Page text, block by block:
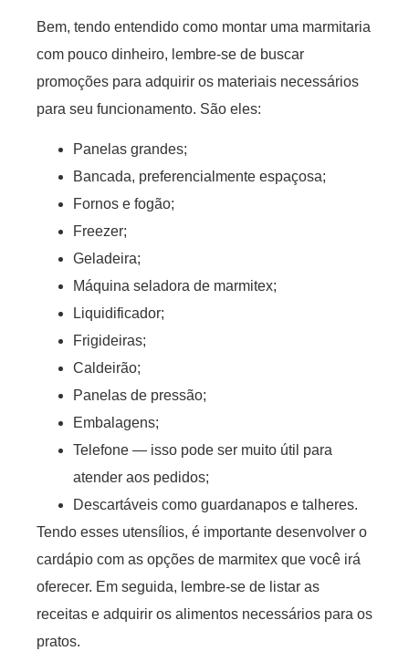
Bem, tendo entendido como montar uma marmitaria
com pouco dinheiro, lembre-se de buscar
promoções para adquirir os materiais necessários
para seu funcionamento. São eles:
Panelas grandes;
Bancada, preferencialmente espaçosa;
Fornos e fogão;
Freezer;
Geladeira;
Máquina seladora de marmitex;
Liquidificador;
Frigideiras;
Caldeirão;
Panelas de pressão;
Embalagens;
Telefone — isso pode ser muito útil para
atender aos pedidos;
Descartáveis como guardanapos e talheres.
Tendo esses utensílios, é importante desenvolver o
cardápio com as opções de marmitex que você irá
oferecer. Em seguida, lembre-se de listar as
receitas e adquirir os alimentos necessários para os
pratos.